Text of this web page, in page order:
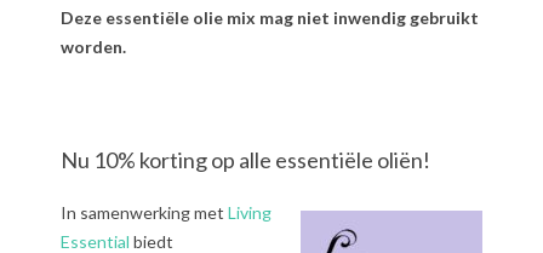
Deze essentiële olie mix mag niet inwendig gebruikt
worden.
Nu 10% korting op alle essentiële oliën!
In samenwerking met Living
Essential biedt